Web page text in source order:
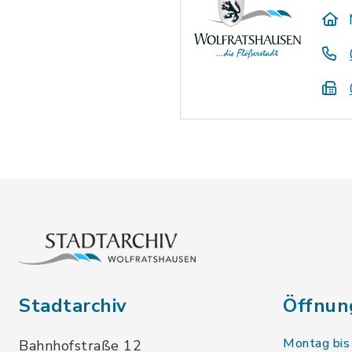
Stadtarchiv
Bahnhofstraße 12 Montag